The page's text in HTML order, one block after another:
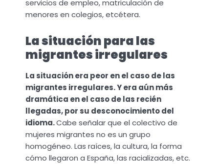
servicios de empleo, matriculación de
menores en colegios, etcétera.
La situación para las
migrantes irregulares
La situación era peor en el caso de las
migrantes irregulares. Y era aún más
dramática en el caso de las recién
llegadas, por su desconocimiento del
idioma.Cabe señalar que el colectivo de
mujeres migrantes no es un grupo
homogéneo. Las raíces, la cultura, la forma
cómo llegaron a España, las racializadas, etc.